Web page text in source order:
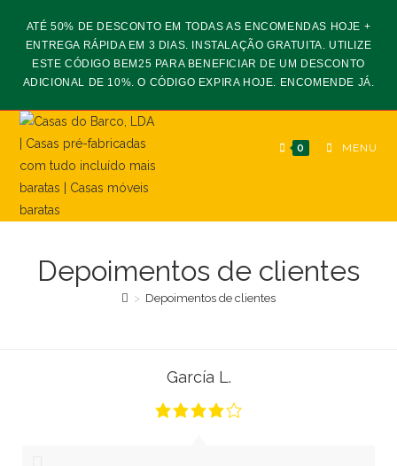
ATÉ 50% DE DESCONTO EM TODAS AS ENCOMENDAS HOJE +
ENTREGA RÁPIDA EM 3 DIAS. INSTALAÇÃO GRATUITA. UTILIZE
ESTE CÓDIGO BEM25 PARA BENEFICIAR DE UM DESCONTO
ADICIONAL DE 10%. O CÓDIGO EXPIRA HOJE. ENCOMENDE JÁ.
0 MENU
Depoimentos de clientes
> Depoimentos de clientes
García L.